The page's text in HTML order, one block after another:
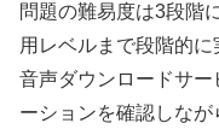
問題の難易度は3段階
用レベルまで段階的に
音声ダウンロードサ
ーションを確認しな